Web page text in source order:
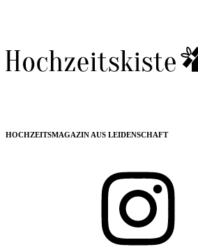
HOCHZEITSMAGAZIN AUS LEIDENSCHAFT